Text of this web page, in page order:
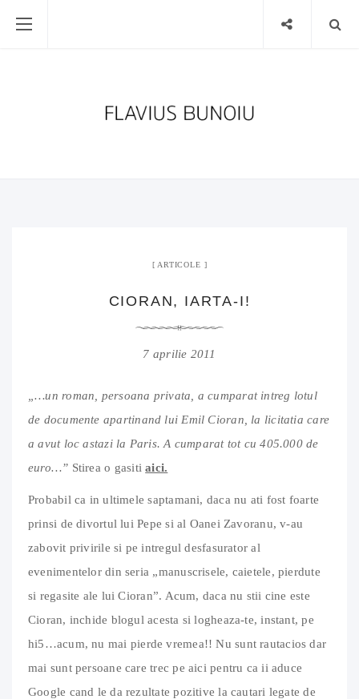
ARTICOLE
CIORAN, IARTA-I!
7 aprilie 2011
„…un roman, persoana privata, a cumparat intreg lotul
de documente apartinand lui Emil Cioran, la licitatia care
a avut loc astazi la Paris. A cumparat tot cu 405.000 de
euro…” Stirea o gasitiaici.
Probabil ca in ultimele saptamani, daca nu ati fost foarte
prinsi de divortul lui Pepe si al Oanei Zavoranu, v-au
zabovit privirile si pe intregul desfasurator al
evenimentelor din seria „manuscrisele, caietele, pierdute
si regasite ale lui Cioran”. Acum, daca nu stii cine este
Cioran, inchide blogul acesta si logheaza-te, instant, pe
hi5…acum, nu mai pierde vremea!! Nu sunt rautacios dar
mai sunt persoane care trec pe aici pentru ca ii aduce
Google cand le da rezultate pozitive la cautari legate de